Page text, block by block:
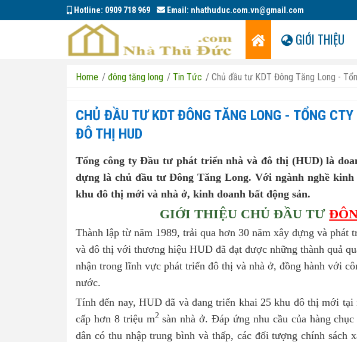
Hotline: 0909 718 969 Email: nhathuduc.com.vn@gmail.com
GIỚI THIỆU
Home / đông tăng long / Tin Tức / Chủ đầu tư KDT Đông Tăng Long -
CHỦ ĐẦU TƯ KDT ĐÔNG TĂNG LONG - TỔNG
ĐÔ THỊ HUD
Tổng công ty Đầu tư phát triển nhà và đô thị (HUD) là
dựng là chủ đầu tư Đông Tăng Long. Với ngành nghề
khu đô thị mới và nhà ở, kinh doanh bất động sản.
GIỚI THIỆU CHỦ ĐẦU TƯ
Thành lập từ năm 1989, trải qua hơn 30 năm xây dựng và
và đô thị với thương hiệu HUD đã đạt được những thành quả
nhận trong lĩnh vực phát triển đô thị và nhà ở, đồng hành với
nước.
Tính đến nay, HUD đã và đang triển khai 25 khu đô thị mới
cấp hơn 8 triệu m2sàn nhà ở. Đáp ứng nhu cầu của hàng
dân có thu nhập trung bình và thấp, các đối tượng chính sách